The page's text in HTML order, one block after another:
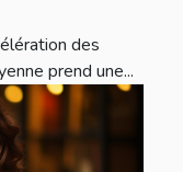
des
prend une...